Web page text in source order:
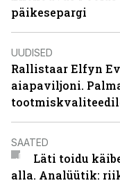
päikesepargi
UUDISED
Rallistaar Elfyn
aiapaviljoni.
SAATED
Läti toidu
alla. Analüütik: